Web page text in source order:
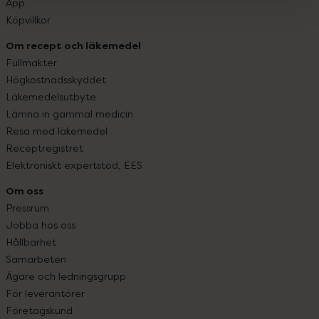
Köpvillkor
Om recept och läkemedel
Fullmakter
Högkostnadsskyddet
Läkemedelsutbyte
Lämna in gammal medicin
Resa med läkemedel
Receptregistret
Elektroniskt expertstöd, EES
Om oss
Pressrum
Jobba hos oss
Hållbarhet
Samarbeten
Ägare och ledningsgrupp
För leverantörer
Företagskund